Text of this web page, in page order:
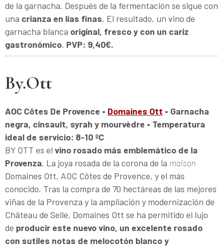
de la garnacha. Después de la fermentación se sigue con
una crianza en lías finas. El resultado, un vino de
garnacha blanca original, fresco y con un cariz
gastronómico. PVP: 9,40€.
By.Ott
AOC Côtes De Provence • Domaines Ott • Garnacha
negra, cinsault, syrah y mourvèdre • Temperatura
ideal de servicio: 8-10 ºC
BY OTT es el vino rosado más emblemático de la
Provenza. La joya rosada de la corona de la maison
Domaines Ott, AOC Côtes de Provence, y el más
conocido. Tras la compra de 70 hectáreas de las mejores
viñas de la Provenza y la ampliación y modernización de
Château de Selle, Domaines Ott se ha permitido el lujo
de producir este nuevo vino, un excelente rosado
con sutiles notas de melocotón blanco y